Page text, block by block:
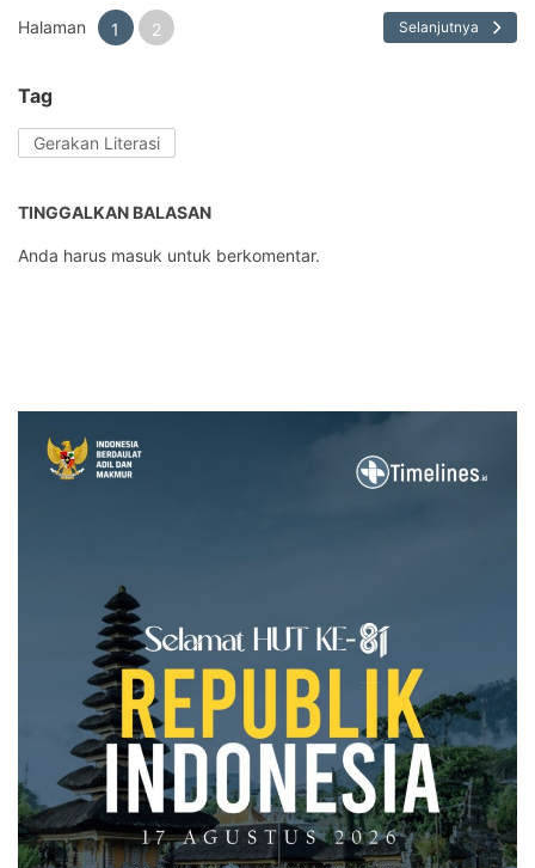
Halaman 1 2 Selanjutnya
Tag
Gerakan Literasi
TINGGALKAN BALASAN
Anda harus masuk untuk berkomentar.